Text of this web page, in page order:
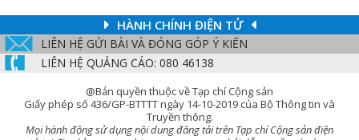
HÀNH CHÍNH ĐIỆN TỬ
LIÊN HỆ GỬI BÀI VÀ ĐÓNG GÓP Ý KIẾN
LIÊN HỆ QUẢNG CÁO: 080 46138
@Bản quyền thuộc về Tạp chí Cộng sản
Giấy phép số 436/GP-BTTTT ngày 14-10-2019 của Bộ Thông tin và
Truyền thông.
Mọi hành động sử dụng nội dung đăng tải trên Tạp chí Cộng sản điện